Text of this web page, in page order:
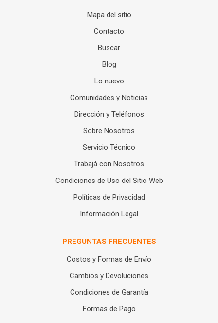
Mapa del sitio
Contacto
Buscar
Blog
Lo nuevo
Comunidades y Noticias
Dirección y Teléfonos
Sobre Nosotros
Servicio Técnico
Trabajá con Nosotros
Condiciones de Uso del Sitio Web
Políticas de Privacidad
Información Legal
PREGUNTAS FRECUENTES
Costos y Formas de Envío
Cambios y Devoluciones
Condiciones de Garantía
Formas de Pago